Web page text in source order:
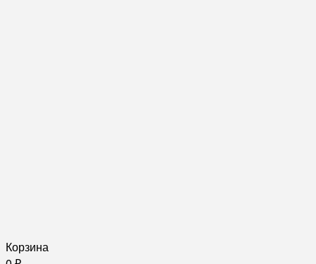
Корзина